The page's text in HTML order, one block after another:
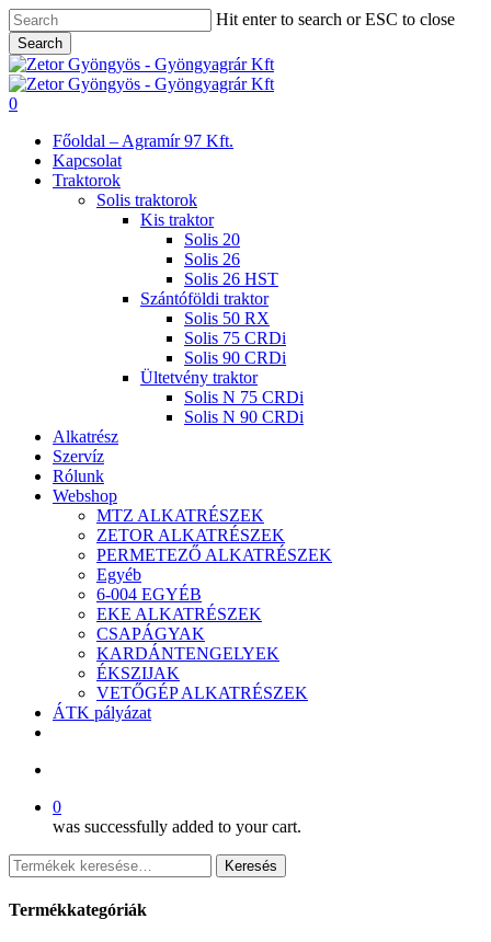
Skip
to
main
content
Hit enter to search or ESC to close
Search
Close
Search
search
0
Főoldal – Agramír 97 Kft.
Kapcsolat
Traktorok
Solis traktorok
Kis traktor
Solis 20
Solis 26
Solis 26 HST
Szántóföldi traktor
Solis 50 RX
Solis 75 CRDi
Solis 90 CRDi
Ültetvény traktor
Solis N 75 CRDi
Solis N 90 CRDi
Alkatrész
Szervíz
Rólunk
Webshop
MTZ ALKATRÉSZEK
ZETOR ALKATRÉSZEK
PERMETEZŐ ALKATRÉSZEK
Egyéb
6-004 EGYÉB
EKE ALKATRÉSZEK
CSAPÁGYAK
KARDÁNTENGELYEK
ÉKSZIJAK
VETŐGÉP ALKATRÉSZEK
ÁTK pályázat
0
was successfully added to your cart.
Keresés
a
következőre:
Keresés
Termékkategóriák